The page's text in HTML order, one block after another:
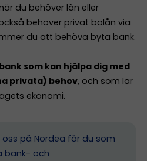
du behöver lån eller
behöver privat bolån via
du att behöva byta bank.
som kan hjälpa dig med
privata) behov, och som lär
ekonomi.
oss på Nordea får du som
bank- och